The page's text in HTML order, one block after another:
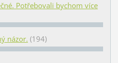
Potřebovali bychom více
názor. (194)